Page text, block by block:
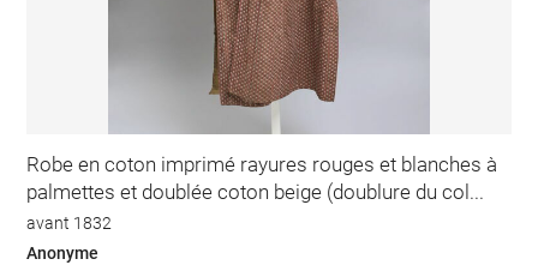
Robe en coton imprimé rayures rouges et blanches à
palmettes et doublée coton beige (doublure du col...
avant 1832
Anonyme